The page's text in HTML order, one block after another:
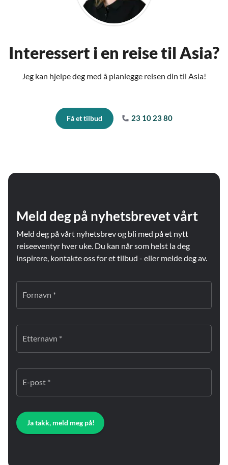
Interessert i en reise til Asia?
Jeg kan hjelpe deg med å planlegge reisen din til Asia!
Få et tilbud 23 10 23 80
Meld deg på nyhetsbrevet vårt
Meld deg på vårt nyhetsbrev og bli med på et nytt
reiseeventyr hver uke. Du kan når som helst la deg
inspirere, kontakte oss for et tilbud - eller melde deg av.
Fornavn *
Etternavn *
E-post *
Ja takk, meld meg på!